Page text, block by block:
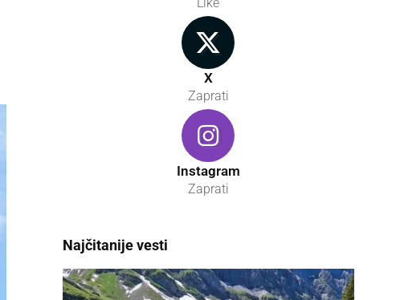
X
Zaprati
Instagram
Zaprati
Najčitanije vesti